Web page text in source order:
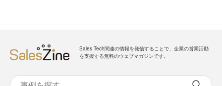
Sales Tech関連の情報を発信することで、企業の営業活動
を支援する無料のウェブマガジンです。